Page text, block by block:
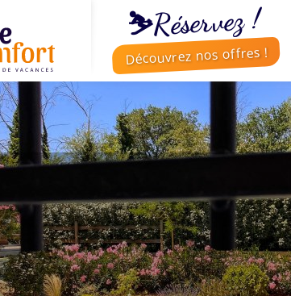
⛷️Réservez !
Découvrez nos offres !